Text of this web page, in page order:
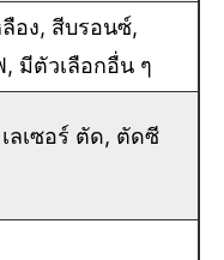
อง, สีบรอนซ์,
มีตัวเลือกอื่น ๆ
ลเซอร์ ตัด, ตัดซี